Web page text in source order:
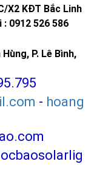
vực cổng nhà, đặc
cho khu vực cổng,
cổng năng lượng
trợ
X2 KĐT Bắc Linh
0912 526 586
P. Lê Bình,
- hoang